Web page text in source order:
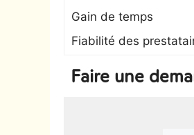
Gain de temps
Fiabilité des
Faire une